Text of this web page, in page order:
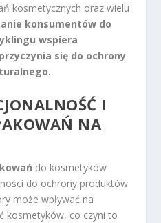
kosmetycznych oraz wielu
konsumentów do
wspiera
się do ochrony
I
NA
do kosmetyków
do ochrony produktów
może wpływać na
kosmetyków, co czyni to